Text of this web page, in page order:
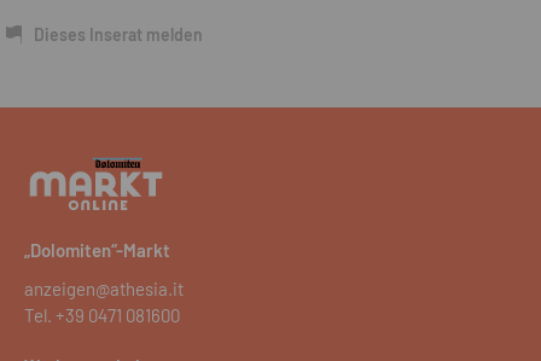
Dieses Inserat melden
„Dolomiten“-Markt
anzeigen@athesia.it
Tel. +39 0471 081600